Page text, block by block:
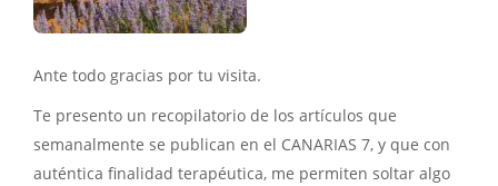
Ante todo gracias por tu visita.
Te presento un recopilatorio de los artículos que
semanalmente se publican en el CANARIAS 7, y que con
auténtica finalidad terapéutica, me permiten soltar algo